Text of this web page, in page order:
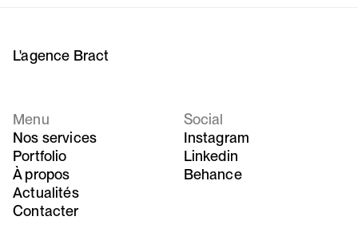
L'agence Bract
Menu
Nos services
Portfolio
À propos
Actualités
Contacter
Social
Instagram
Linkedin
Behance